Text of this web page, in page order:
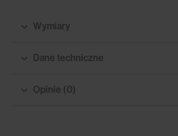
Wymiary
Dane techniczne
Opinie (0)